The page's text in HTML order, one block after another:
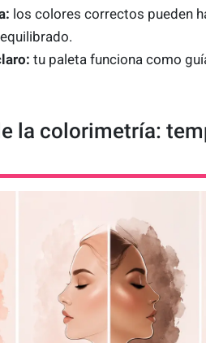
los colores correctos pueden
tu paleta funciona como
la colorimetría: